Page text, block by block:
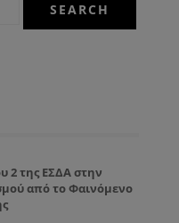
2 της ΕΣΔΑ στην
από το Φαινόμενο